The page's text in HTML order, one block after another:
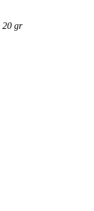
20 gr